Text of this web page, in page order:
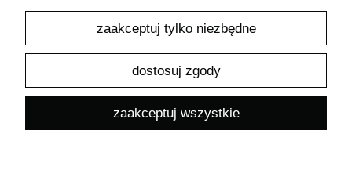
O NAS
pokaż pełną wersję strony
Sklep internetowy Shoper.pl
zaakceptuj tylko niezbędne
dostosuj zgody
zaakceptuj wszystkie